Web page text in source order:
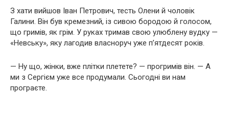
З хати вийшов Іван Петрович, тесть Олени й чоловік
Галини. Він був кремезний, із сивою бородою й голосом,
що гримів, як грім. У руках тримав свою улюблену вудку —
«Невську», яку лагодив власноруч уже п’ятдесят років.
— Ну що, жінки, вже плітки плетете? — прогримів він. — А
ми з Сергієм уже все продумали. Сьогодні ви нам
програєте.